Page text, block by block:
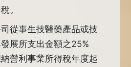
。
從事生技醫藥產品或技
展所支出金額之25%
營利事業所得稅年度起